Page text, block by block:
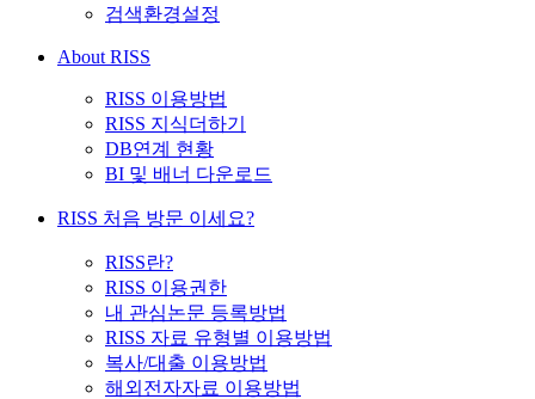
검색환경설정
About RISS
RISS 이용방법
RISS 지식더하기
DB연계 현황
BI 및 배너 다운로드
RISS 처음 방문 이세요?
RISS란?
RISS 이용권한
내 관심논문 등록방법
RISS 자료 유형별 이용방법
복사/대출 이용방법
해외전자자료 이용방법